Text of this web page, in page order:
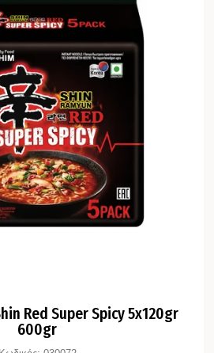
Red Super Spicy 5x120gr
600gr